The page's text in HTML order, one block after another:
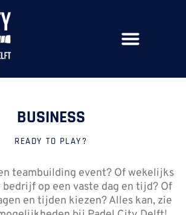
BUSINESS
READY TO PLAY?
teambuilding event? Of wekelijks
op een vaste dag en tijd? Of
en tijden kiezen? Alles kan, zie